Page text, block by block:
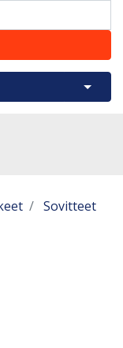
Avaa
Sovitteet